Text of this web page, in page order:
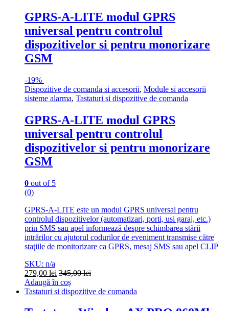
GPRS-A-LITE modul GPRS
universal pentru controlul
dispozitivelor si pentru monorizare
GSM
-19%
Dispozitive de comanda si accesorii, Module si accesorii
sisteme alarma, Tastaturi si dispozitive de comanda
GPRS-A-LITE modul GPRS
universal pentru controlul
dispozitivelor si pentru monorizare
GSM
0 out of 5
(0)
GPRS-A-LITE este un modul GPRS universal pentru
controlul dispozitivelor (automatizari, porti, usi garaj, etc.)
prin SMS sau apel informează despre schimbarea stării
intrărilor cu ajutorul codurilor de eveniment transmise către
staţiile de monitorizare ca GPRS, mesaj SMS sau apel CLIP
SKU: n/a
279,00 lei 345,00lei
Adaugă în coș
Tastaturi si dispozitive de comanda